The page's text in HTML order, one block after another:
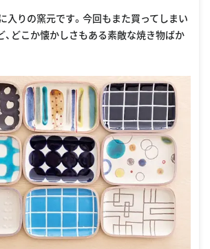
入りの窯元です。今回もまた買ってしまい
、どこか懐かしさもある素敵な焼き物ばか